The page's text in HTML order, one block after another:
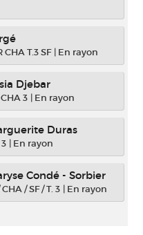
CHA T.3 SF | En rayon
Djebar
3 | En rayon
Duras
| En rayon
Condé - Sorbier
/ SF / T. 3 | En rayon